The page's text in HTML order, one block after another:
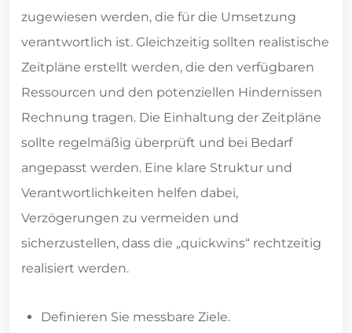
zugewiesen werden, die für die Umsetzung
verantwortlich ist. Gleichzeitig sollten realistische
Zeitpläne erstellt werden, die den verfügbaren
Ressourcen und den potenziellen Hindernissen
Rechnung tragen. Die Einhaltung der Zeitpläne
sollte regelmäßig überprüft und bei Bedarf
angepasst werden. Eine klare Struktur und
Verantwortlichkeiten helfen dabei,
Verzögerungen zu vermeiden und
sicherzustellen, dass die „quickwins“ rechtzeitig
realisiert werden.
Definieren Sie messbare Ziele.